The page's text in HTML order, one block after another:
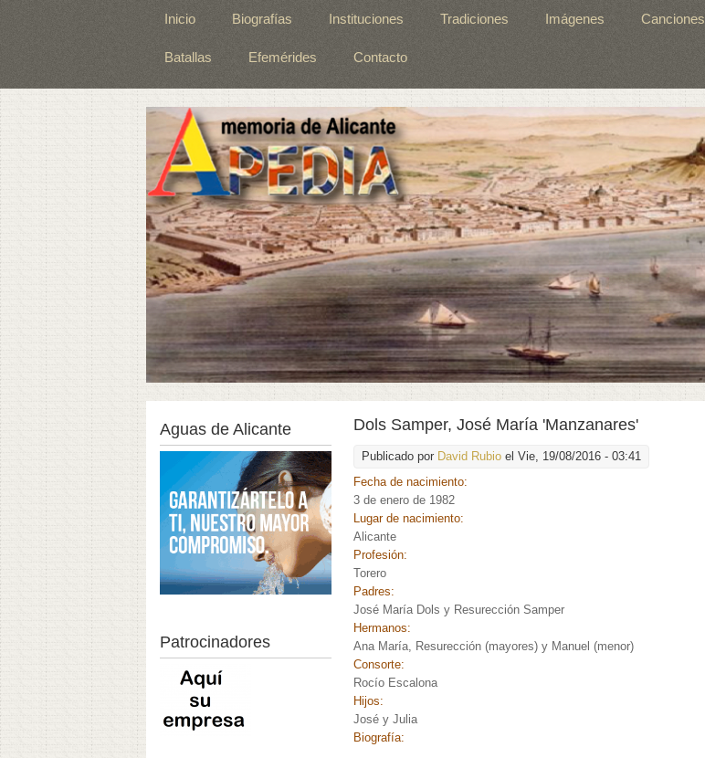
Inicio Biografías Instituciones Tradiciones Imágenes Canciones
Batallas Efemérides Contacto
Dols Samper, José María 'Manzanares'
Publicado por David Rubio el Vie, 19/08/2016 - 03:41
Fecha de nacimiento:
3 de enero de 1982
Lugar de nacimiento:
Alicante
Profesión:
Torero
Padres:
José María Dols y Resurección Samper
Hermanos:
Ana María, Resurección (mayores) y Manuel (menor)
Consorte:
Rocío Escalona
Hijos:
José y Julia
Biografía:
Aguas de Alicante
Patrocinadores